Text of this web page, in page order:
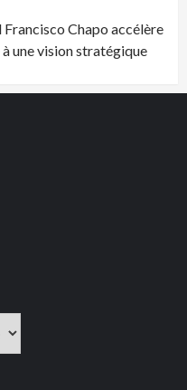
Chapo accélère
une vision stratégique